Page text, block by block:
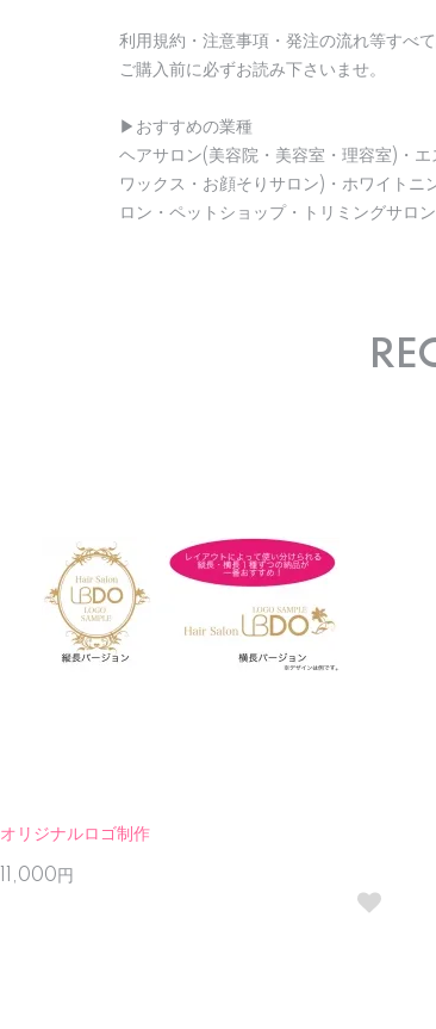
利用規約・注意事項・発注の流れ等すべ
ご購入前に必ずお読み下さいませ。
▶︎おすすめの業種
ヘアサロン(美容院・美容室・理容室)・
ワックス・お顔そりサロン)・ホワイト
ロン・ペットショップ・トリミングサロン
オリジナルロゴ制作
11,000円